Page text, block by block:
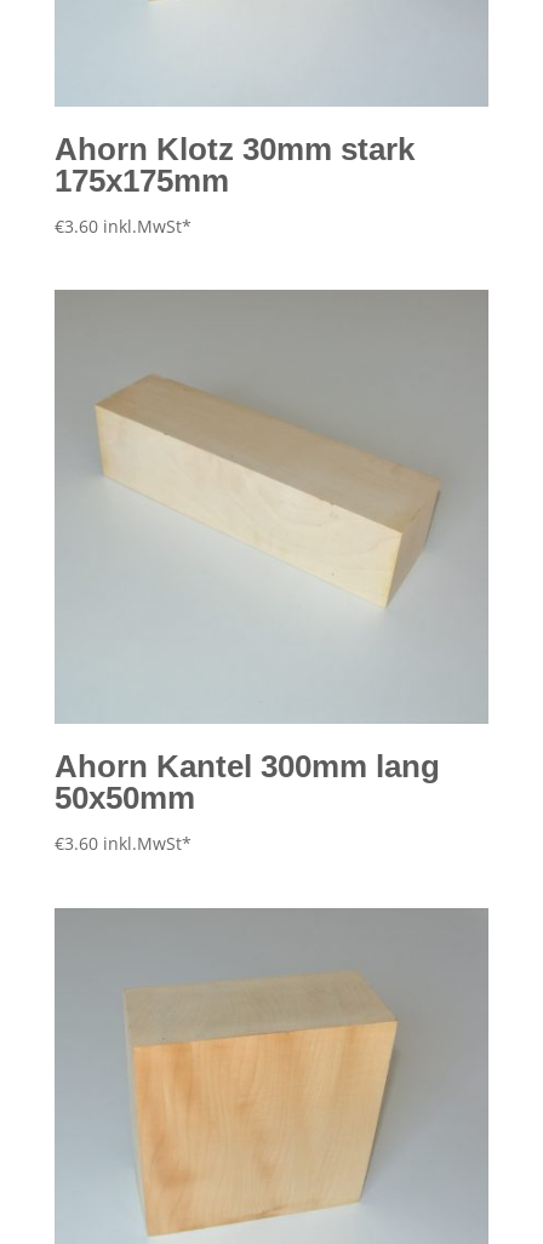
Ahorn Klotz 30mm stark
175x175mm
€3.60 inkl.MwSt*
Ahorn Kantel 300mm lang
50x50mm
€3.60 inkl.MwSt*